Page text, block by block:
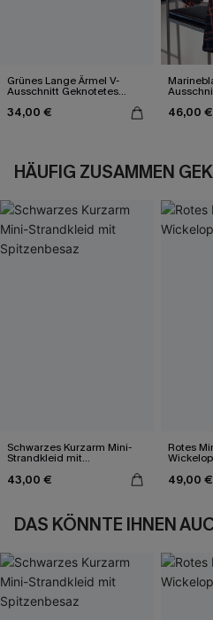
Grünes Lange Ärmel V-
Ausschnitt Geknotetes
34,00 € 46,00 €
HÄUFIG ZUSAMMEN
Schwarzes Kurzarm Mini-
Strandkleid mit
43,00 €
Rotes
49,00 €
DAS KÖNNTE IHNEN